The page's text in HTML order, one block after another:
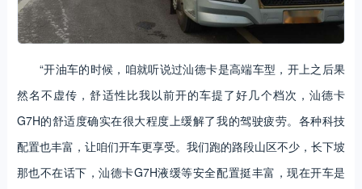
“开油车的时候，咱就听说过汕德卡是高端车型，开上之后果
然名不虚传，舒适性比我以前开的车提了好几个档次，汕德卡
G7H的舒适度确实在很大程度上缓解了我的驾驶疲劳。各种科技
配置也丰富，让咱们开车更享受。我们跑的路段山区不少，长下坡
那也不在话下，汕德卡G7H液缓等安全配置挺丰富，现在开车是